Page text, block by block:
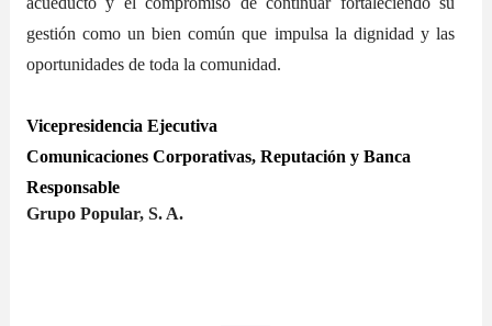
gestión como un bien común que impulsa la dignidad y las
oportunidades de toda la comunidad.
Vicepresidencia Ejecutiva
Comunicaciones Corporativas, Reputación y Banca
Responsable
Grupo Popular, S. A.